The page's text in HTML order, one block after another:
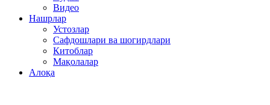
Видео
Нашрлар
Устозлар
Сафдошлари ва шогирдлари
Китоблар
Мақолалар
Алоқа